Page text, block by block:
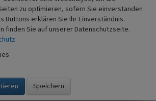
aufgelöst und der Pfarrgemeinde des
Bereits ab 1948 begannen erste
Sicherungsarbeiten, bei denen der
bis 1965 wieder seine alte Gestalt
Januar 1985 konnte die Kirche wieder
Altarweihe vollzog
Erzbischof von Köln 1969-1987) am
zu optimieren, sofern Sie einverstanden
Buttons erklären Sie Ihr Einverständnis.
finden Sie auf unserer Datenschutzseite.